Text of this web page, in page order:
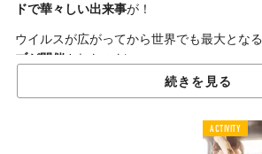
ドで華々しい出来事が！
ウイルスが広がってから世界でも最大となる
ブが開催 されたのだ。
続きを見る
ACTIVITY